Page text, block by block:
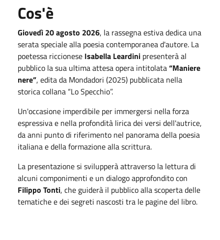
Cos'è
Giovedì 20 agosto 2026, la rassegna estiva dedica una
serata speciale alla poesia contemporanea d'autore. La
poetessa riccionese Isabella Leardini presenterà al
pubblico la sua ultima attesa opera intitolata“Maniere
nere”, edita da Mondadori (2025) pubblicata nella
storica collana “Lo Specchio”.
Un'occasione imperdibile per immergersi nella forza
espressiva e nella profondità lirica dei versi dell'autrice,
da anni punto di riferimento nel panorama della poesia
italiana e della formazione alla scrittura.
La presentazione si svilupperà attraverso la lettura di
alcuni componimenti e un dialogo approfondito con
Filippo Tonti, che guiderà il pubblico alla scoperta delle
tematiche e dei segreti nascosti tra le pagine del libro.